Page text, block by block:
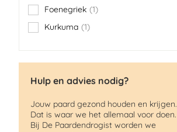
Foenegriek 1
item
Kurkuma 1
item
Hulp en advies nodig?
Jouw paard gezond houden en krijgen.
Dat is waar we het allemaal voor doen.
Bij De Paardendrogist worden we